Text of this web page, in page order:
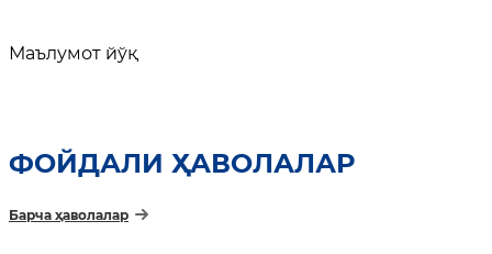
Маълумот йўқ
ФОЙДАЛИ ҲАВОЛАЛАР
Барча ҳаволалар